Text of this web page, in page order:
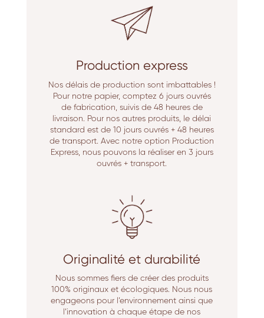
Production express
Nos délais de production sont imbattables !
Pour notre papier, comptez 6 jours ouvrés
de fabrication, suivis de 48 heures de
livraison. Pour nos autres produits, le délai
standard est de 10 jours ouvrés + 48 heures
de transport. Avec notre option Production
Express, nous pouvons la réaliser en 3 jours
ouvrés + transport.
Originalité et durabilité
Nous sommes fiers de créer des produits
100% originaux et écologiques. Nous nous
engageons pour l’environnement ainsi que
l’innovation à chaque étape de nos